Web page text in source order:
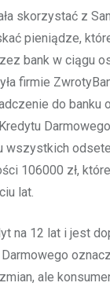
skorzystać z
pieniądze,
bank w ciągu
firmie
do banku
wszystkich
106000 zł,
lat.
na 12 lat i jest
Darmowego
ale